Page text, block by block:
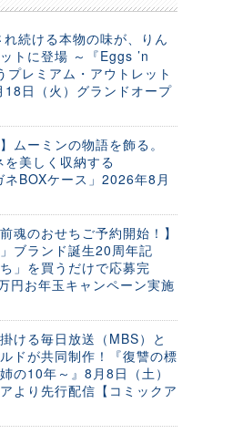
続ける本物の味が、りん
トに登場 ～『Eggs ’n
レミアム・アウトレット
日（火）グランドオープ
ムーミンの物語を飾る。
美しく収納する
ネBOXケース」2026年8月
魂のおせちご予約開始！】
ブランド誕生20周年記
」を買うだけで応募完
円お年玉キャンペーン実施
ける毎日放送（MBS）と
ドが共同制作！『復讐の標
の10年～』8月8日（土）
より先行配信【コミックア